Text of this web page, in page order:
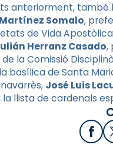
anteriorment, també
Martínez Somalo,
de Vida
Herranz Casado,
la Comissió
basílica de Santa
José Luis
llista de cardenals